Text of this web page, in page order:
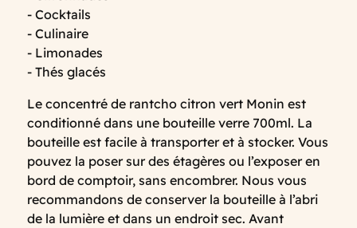
- Cocktails
- Culinaire
- Limonades
- Thés glacés
Le concentré de rantcho citron vert Monin est
conditionné dans une bouteille verre 700ml. La
bouteille est facile à transporter et à stocker. Vous
pouvez la poser sur des étagères ou l’exposer en
bord de comptoir, sans encombrer. Nous vous
recommandons de conserver la bouteille à l’abri
de la lumière et dans un endroit sec. Avant